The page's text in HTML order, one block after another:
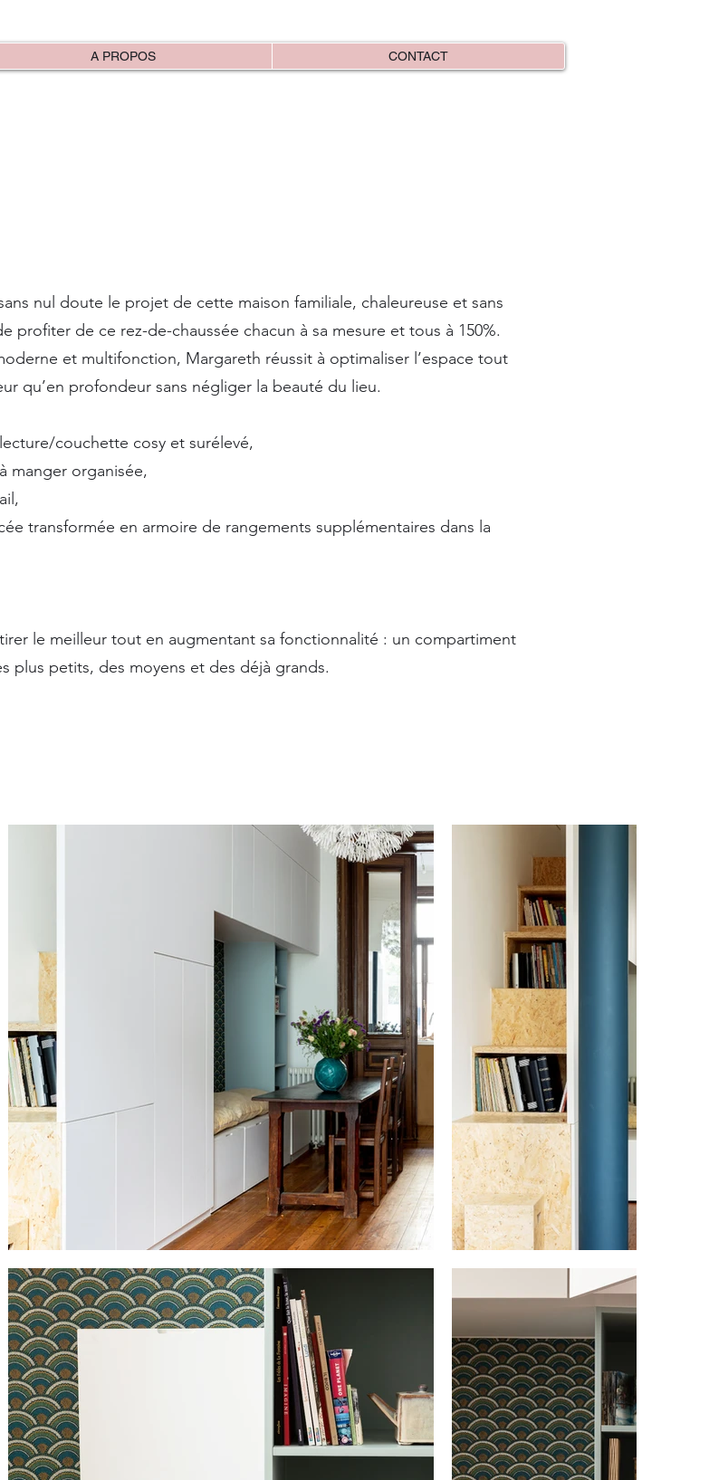
A PROPOS CONTACT
nul doute le projet de cette maison familiale, chaleureuse et sans
profiter de ce rez-de-chaussée chacun à sa mesure et tous à 150%.
et multifonction, Margareth réussit à optimaliser l’espace tout
qu’en profondeur sans négliger la beauté du lieu.
couchette cosy et surélevé,
manger organisée,
transformée en armoire de rangements supplémentaires dans la
le meilleur tout en augmentant sa fonctionnalité : un compartiment
plus petits, des moyens et des déjà grands.